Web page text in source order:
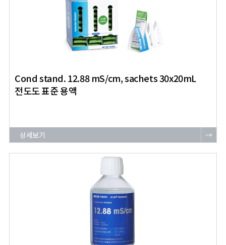
Cond stand. 12.88 mS/cm, sachets 30x20mL
전도도 표준 용액
상세보기 →